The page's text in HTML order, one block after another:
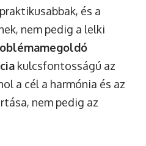
és a
nem pedig a lelki
kulcsfontosságú az
a cél a harmónia és az
nem pedig az